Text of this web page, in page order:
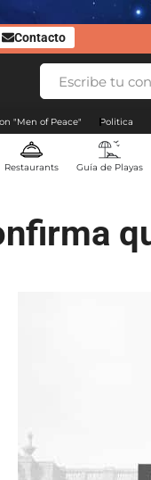
Contacto
"Men of Peace" Politica
Restaurants Guía de Playas